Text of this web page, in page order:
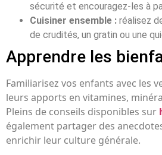
sécurité et encouragez-les à
Cuisiner ensemble : réalisez
de crudités, un gratin ou une
Apprendre les
Familiarisez vos enfants avec les
leurs apports en vitamines,
Pleins de conseils disponibles sur
également partager des
enrichir leur culture générale.